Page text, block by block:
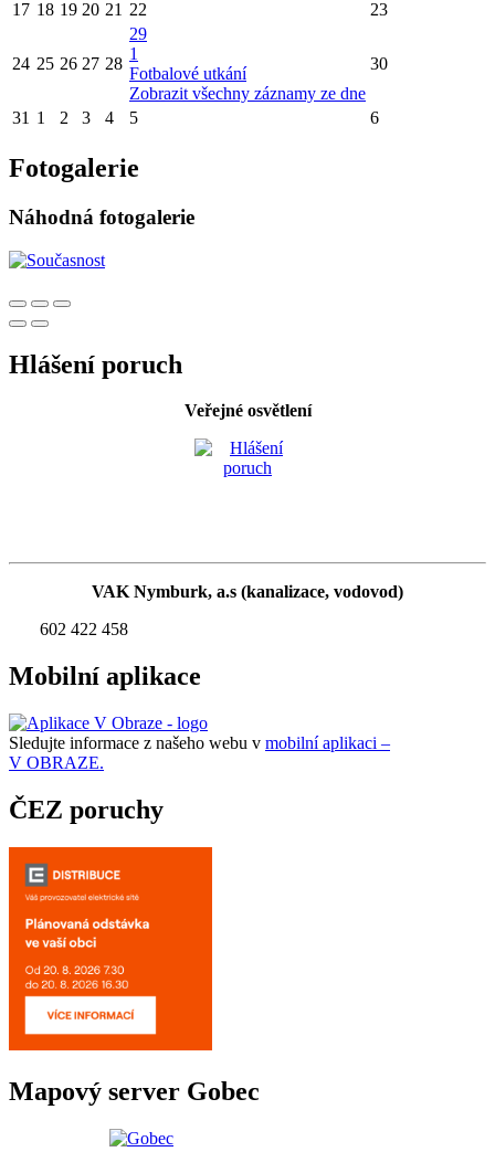
17 18 19 20 21 22 23
24 25 26 27 28
29
1
Fotbalové utkání
Zobrazit všechny záznamy ze dne
30
31 1 2 3 4 5 6
Fotogalerie
Náhodná fotogalerie
Hlášení poruch
Veřejné osvětlení
VAK Nymburk, a.s (kanalizace, vodovod)
602 422 458
Mobilní aplikace
Sledujte informace z našeho webu v mobilní aplikaci –
V OBRAZE.
ČEZ poruchy
Mapový server Gobec